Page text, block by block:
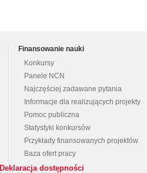
Finansowanie nauki
Konkursy
Panele NCN
Najczęściej zadawane pytania
Informacje dla realizujących projekty
Pomoc publiczna
Statystyki konkursów
Przykłady finansowanych projektów
Baza ofert pracy
Deklaracja dostępności